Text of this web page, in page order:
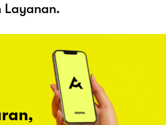
Layanan.